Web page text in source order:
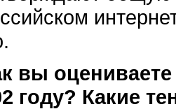
вы
году? Какие